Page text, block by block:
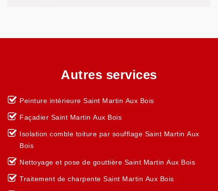
Autres services
Peinture intérieure Saint Martin Aux Bois
Façadier Saint Martin Aux Bois
Isolation comble toiture par soufflage Saint Martin Aux
Bois
Nettoyage et pose de gouttière Saint Martin Aux Bois
Traitement de charpente Saint Martin Aux Bois